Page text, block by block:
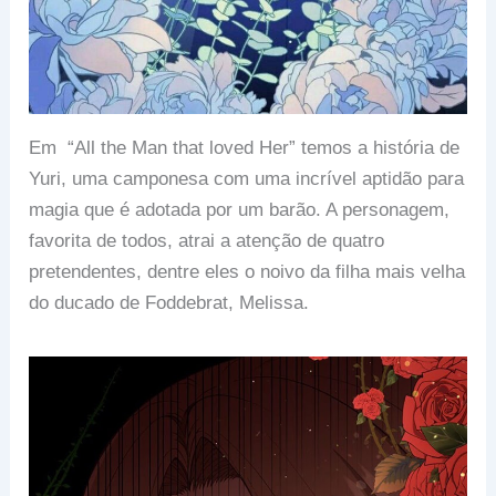
Em “All the Man that loved Her” temos a história de
Yuri, uma camponesa com uma incrível aptidão para
magia que é adotada por um barão. A personagem,
favorita de todos, atrai a atenção de quatro
pretendentes, dentre eles o noivo da filha mais velha
do ducado de Foddebrat, Melissa.